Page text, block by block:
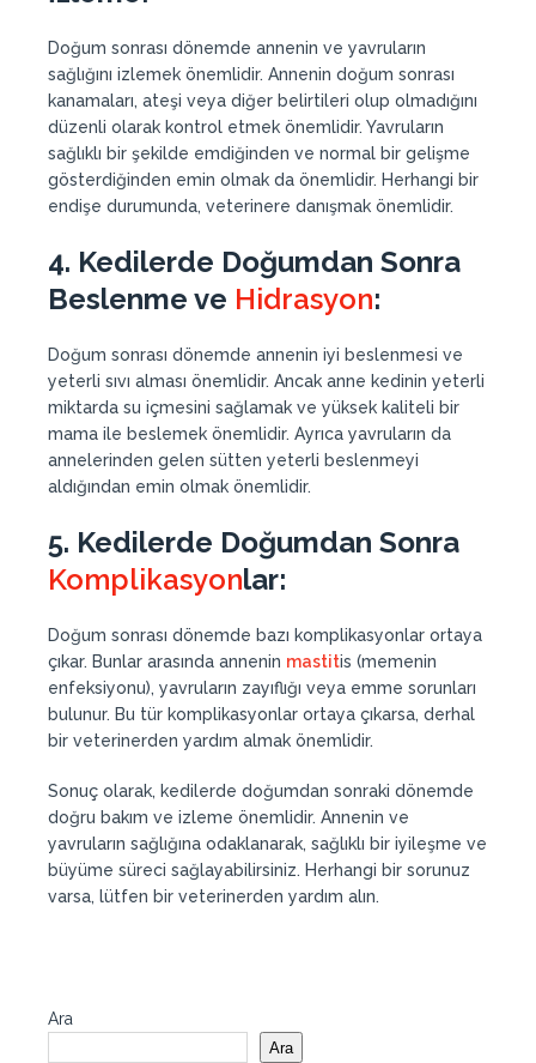
Doğum sonrası dönemde annenin ve yavruların
sağlığını izlemek önemlidir. Annenin doğum sonrası
kanamaları, ateşi veya diğer belirtileri olup olmadığını
düzenli olarak kontrol etmek önemlidir. Yavruların
sağlıklı bir şekilde emdiğinden ve normal bir gelişme
gösterdiğinden emin olmak da önemlidir. Herhangi bir
endişe durumunda, veterinere danışmak önemlidir.
4. Kedilerde Doğumdan Sonra
Beslenme ve Hidrasyon:
Doğum sonrası dönemde annenin iyi beslenmesi ve
yeterli sıvı alması önemlidir. Ancak anne kedinin yeterli
miktarda su içmesini sağlamak ve yüksek kaliteli bir
mama ile beslemek önemlidir. Ayrıca yavruların da
annelerinden gelen sütten yeterli beslenmeyi
aldığından emin olmak önemlidir.
5. Kedilerde Doğumdan Sonra
Komplikasyonlar:
Doğum sonrası dönemde bazı komplikasyonlar ortaya
çıkar. Bunlar arasında annenin mastitis (memenin
enfeksiyonu), yavruların zayıflığı veya emme sorunları
bulunur. Bu tür komplikasyonlar ortaya çıkarsa, derhal
bir veterinerden yardım almak önemlidir.
Sonuç olarak, kedilerde doğumdan sonraki dönemde
doğru bakım ve izleme önemlidir. Annenin ve
yavruların sağlığına odaklanarak, sağlıklı bir iyileşme ve
büyüme süreci sağlayabilirsiniz. Herhangi bir sorunuz
varsa, lütfen bir veterinerden yardım alın.
Ara
Ara